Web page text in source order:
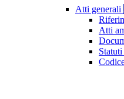
Atti generali
Atti